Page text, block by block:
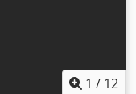
1 / 12